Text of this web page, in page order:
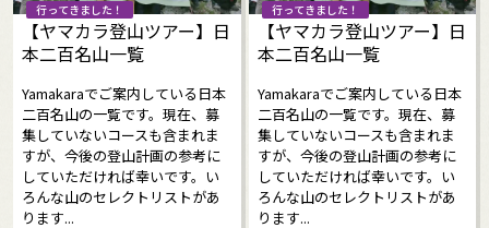
行ってきました！
【ヤマカラ登山ツアー】日
本二百名山一覧
Yamakaraでご案内している日本
二百名山の一覧です。現在、募
集していないコースも含まれま
すが、今後の登山計画の参考に
していただければ幸いです。い
ろんな山のセレクトリストがあ
ります...
行ってきました！
【ヤマカラ登山ツアー】日
本二百名山一覧
Yamakaraでご案内している日本
二百名山の一覧です。現在、募
集していないコースも含まれま
すが、今後の登山計画の参考に
していただければ幸いです。い
ろんな山のセレクトリストがあ
ります...